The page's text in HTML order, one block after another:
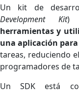
Un kit de
Development Kit)
herramientas y
una aplicación
tareas, reduciendo
programadores de
Un SDK está